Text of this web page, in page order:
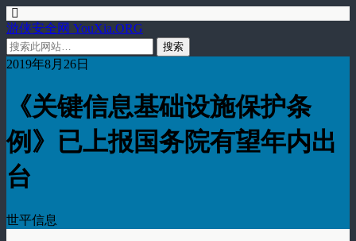
游侠安全网 YouXia.ORG
2019年8月26日
《关键信息基础设施保护条
例》已上报国务院有望年内出
台​
世平信息